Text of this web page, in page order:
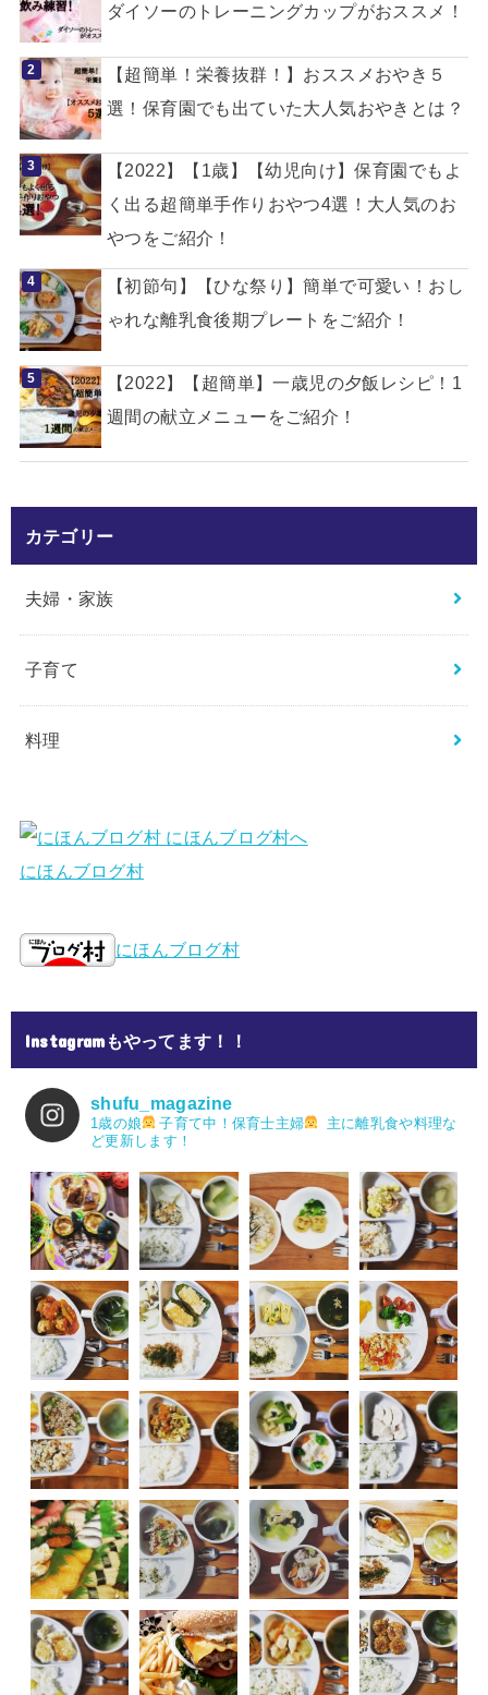
ダイソーのトレーニングカップがおススメ！
【超簡単！栄養抜群！】おススメおやき５
選！保育園でも出ていた大人気おやきとは？
【2022】【1歳】【幼児向け】保育園でもよ
く出る超簡単手作りおやつ4選！大人気のお
やつをご紹介！
【初節句】【ひな祭り】簡単で可愛い！おし
ゃれな離乳食後期プレートをご紹介！
【2022】【超簡単】一歳児の夕飯レシピ！1
週間の献立メニューをご紹介！
カテゴリー
夫婦・家族
子育て
料理
にほんブログ村
にほんブログ村
Instagramもやってます！！
shufu_magazine
1歳の娘 子育て中！保育士主婦
主に離乳食や料理な
ど更新します！